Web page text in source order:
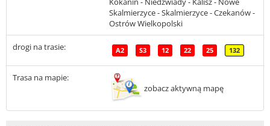
Skalmierzyce - Skalmierzyce - Czekanów -
Ostrów Wielkopolski
drogi na trasie: A2 S3 12 22 25 132
Trasa na mapie:
zobacz aktywną mapę